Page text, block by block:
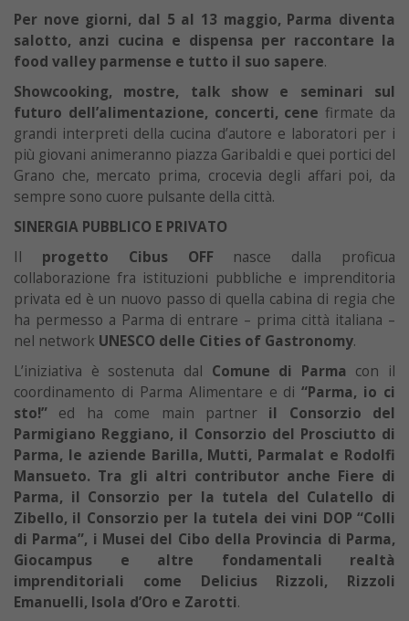
Per nove giorni, dal 5 al 13 maggio, Parma diventa
salotto, anzi cucina e dispensa per raccontare la
food valley parmense e tutto il suo sapere.
Showcooking, mostre, talk show e seminari sul
futuro dell’alimentazione, concerti, cene firmate da
grandi interpreti della cucina d’autore e laboratori per i
più giovani animeranno piazza Garibaldi e quei portici del
Grano che, mercato prima, crocevia degli affari poi, da
sempre sono cuore pulsante della città.
SINERGIA PUBBLICO E PRIVATO
Il progetto Cibus OFFnasce dalla proficua
collaborazione fra istituzioni pubbliche e imprenditoria
privata ed è un nuovo passo di quella cabina di regia che
ha permesso a Parma di entrare – prima città italiana –
nel network UNESCO delle Cities of Gastronomy.
L’iniziativa è sostenuta dal Comune di Parma con il
coordinamento di Parma Alimentare e di“Parma, io ci
sto!” ed ha come main partner il Consorzio del
Parmigiano Reggiano, il Consorzio del Prosciutto di
Parma, le aziende Barilla, Mutti, Parmalat e Rodolfi
Mansueto. Tra gli altri contributor anche Fiere di
Parma, il Consorzio per la tutela del Culatello di
Zibello, il Consorzio per la tutela dei vini DOP “Colli
di Parma”, i Musei del Cibo della Provincia di Parma,
Giocampus e altre fondamentali realtà
imprenditoriali come Delicius Rizzoli, Rizzoli
Emanuelli, Isola d’Oro e Zarotti.